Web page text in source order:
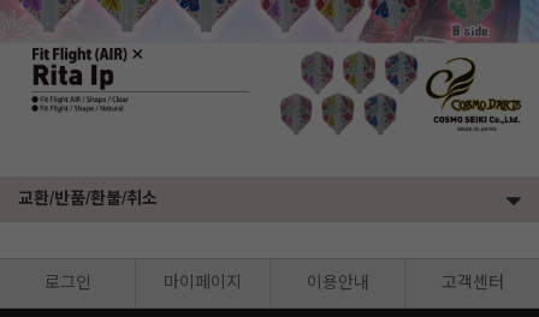
교환/반품/환불/취소
로그인 마이페이지 이용안내 고객센터